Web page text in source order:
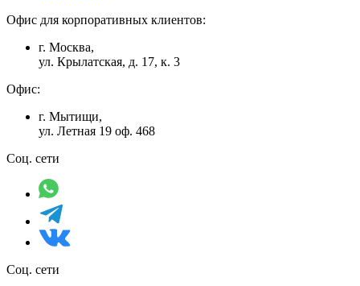
Офис для корпоративных клиентов:
г. Москва,
ул. Крылатская, д. 17, к. 3
Офис:
г. Мытищи,
ул. Летная 19 оф. 468
Соц. сети
Соц. сети